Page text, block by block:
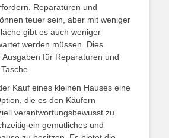
Reparaturen und
teuer sein, aber mit weniger
gibt es auch weniger
werden müssen. Dies
für Reparaturen und
Kauf eines kleinen Hauses eine
die es den Käufern
verantwortungsbewusst zu
ein gemütliches und